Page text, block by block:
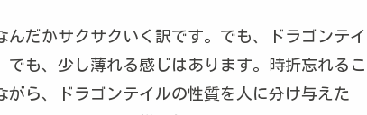
だかサクサクいく訳です。でも、ドラゴンテイ
も、少し薄れる感じはあります。時折忘れるこ
ら、ドラゴンテイルの性質を人に分け与えた